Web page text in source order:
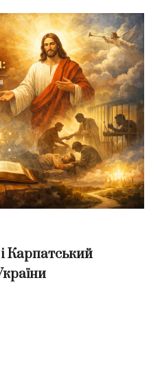
Карпатський